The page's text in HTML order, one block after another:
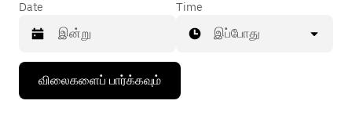
Date
கீழ்நோக்கிய
அம்புக்குறியை
அழுத்தி
Time
இப்போது
விலைகளைப் பார்க்கவும்